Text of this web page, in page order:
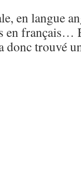
en langue
en français…
trouvé